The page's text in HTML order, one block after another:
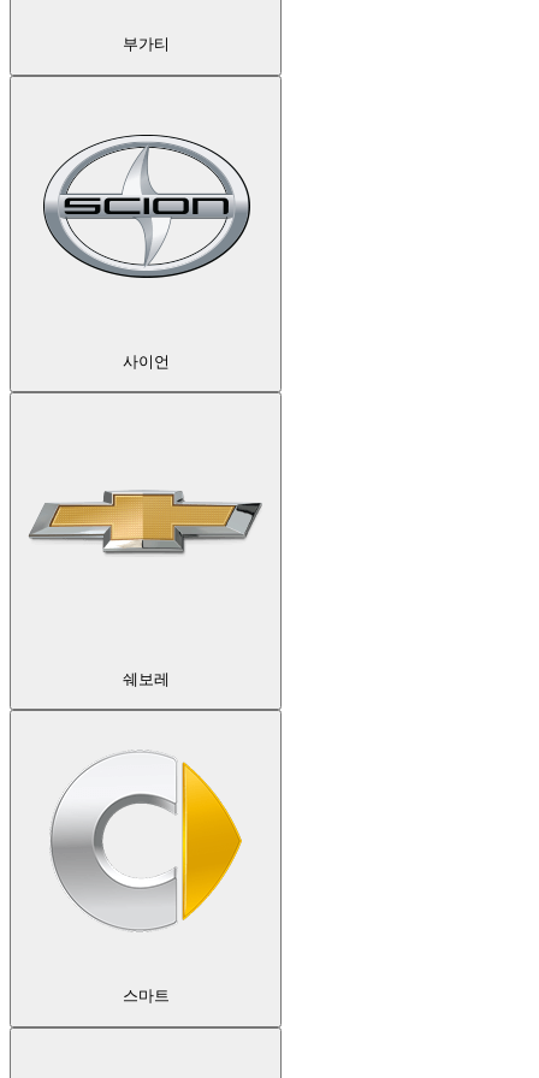
부가티
사이언
쉐보레
스마트